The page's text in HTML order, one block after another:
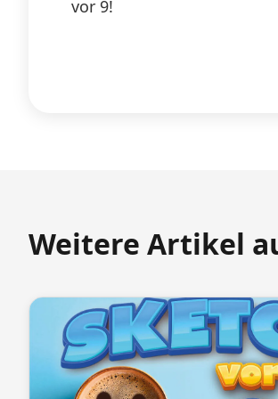
vor 9!
Weitere Artikel